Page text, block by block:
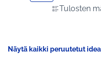
Tulosten
Näytä kaikki peruutetut